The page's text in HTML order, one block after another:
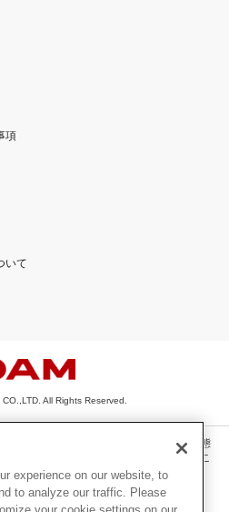
項
いて
All Rights Reserved.
・画像・写真・動画・音声等を、手段や形態
て無断で複製、転載、ファイル化などするこ
用いただけない場合があります。
experience on our website, to
to analyze our traffic. Please